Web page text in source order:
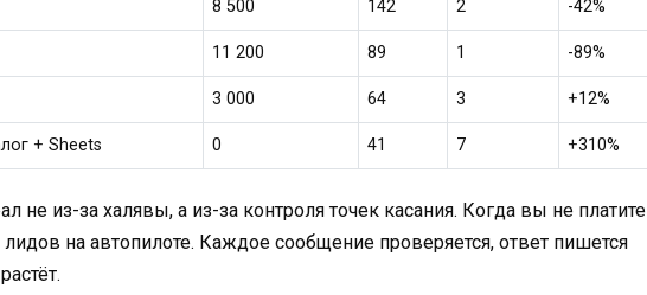
8 500 142 2 -42%
11 200 89 1 -89%
3 000 64 3 +12%
+ Sheets 0 41 7 +310%
не из-за халявы, а из-за контроля точек касания. Когда вы не платите
на автопилоте. Каждое сообщение проверяется, ответ пишется